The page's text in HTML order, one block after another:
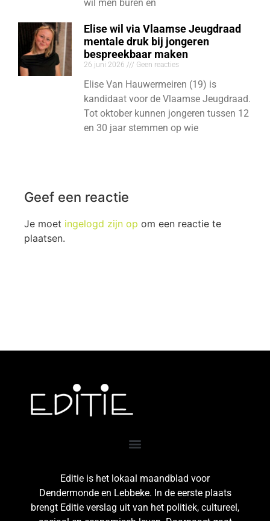
wil men buren en
Elise wil via Vlaamse Jeugdraad
mentale druk bij jongeren
bespreekbaar maken
26 juni 2026 Geen reacties
Elise Van Hauwermeiren (19) is
kandidaat voor de Vlaamse Jeugdraad.
Tot oktober kunnen jongeren tussen 12
en 30 jaar stemmen op wie
Geef een reactie
Je moet ingelogd zijn op om een reactie te
plaatsen.
Editie is het lokaal maandblad voor
Dendermonde en Lebbeke. In de eerste plaats
brengt Editie verslag uit van het politiek, cultureel,